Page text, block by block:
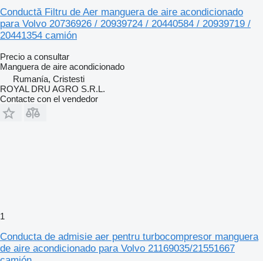
Conductă Filtru de Aer manguera de aire acondicionado
para Volvo 20736926 / 20939724 / 20440584 / 20939719 /
20441354 camión
Precio a consultar
Manguera de aire acondicionado
Rumanía, Cristesti
ROYAL DRU AGRO S.R.L.
Contacte con el vendedor
1
Conducta de admisie aer pentru turbocompresor manguera
de aire acondicionado para Volvo 21169035/21551667